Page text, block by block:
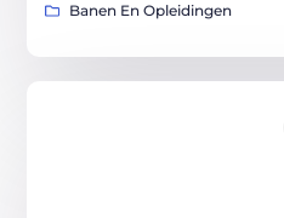
Banen En Opleidingen